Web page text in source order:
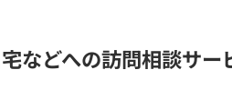
などへの訪問相談サー